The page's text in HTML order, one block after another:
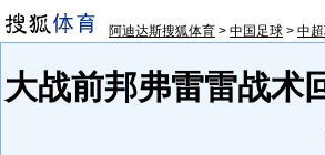
阿迪达斯搜狐体育 > 中国足球 > 中
大战前邦弗雷雷战术